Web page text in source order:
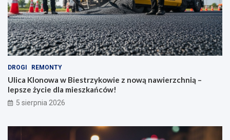
DROGI REMONTY
Ulica Klonowa w Biestrzykowie z nową nawierzchnią –
lepsze życie dla mieszkańców!
5 sierpnia 2026